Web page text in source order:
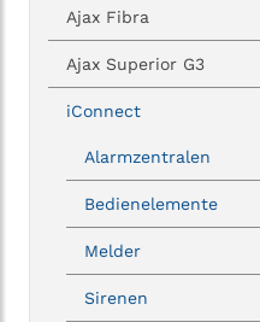
Ajax Fibra
Ajax Superior G3
iConnect
Alarmzentralen
Bedienelemente
Melder
Sirenen